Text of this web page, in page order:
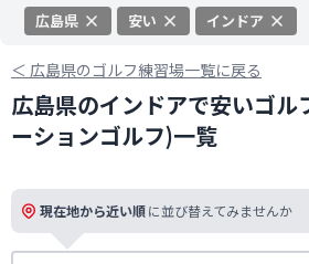
広島県 安い インドア
＜ 広島県のゴルフ練習場一覧に戻る
広島県のインドアで安いゴル
ーションゴルフ)一覧
現在地から近い順に並び替えてみませんか